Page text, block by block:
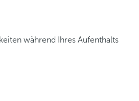
während Ihres Aufenthalts